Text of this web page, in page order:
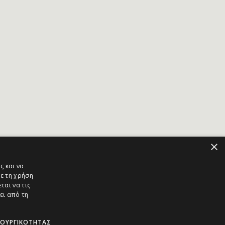
×
και να
τη χρήση
να τις
από τη